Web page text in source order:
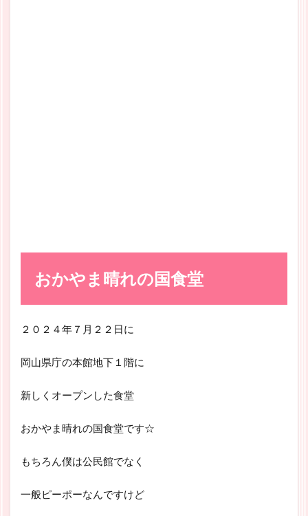
おかやま晴れの国食堂
２０２４年７月２２日に
岡山県庁の本館地下１階に
新しくオープンした食堂
おかやま晴れの国食堂です☆
もちろん僕は公民館でなく
一般ピーポーなんですけど